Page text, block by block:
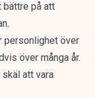
bättre på att
personlighet över
över många år.
att vara